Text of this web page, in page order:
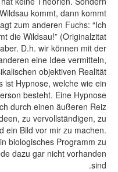
kommt, dann kommt
zum anderen Fuchs: “Ich
die Wildsau!” (Originalzitat
D.h. wir können mit der
eine Idee vermitteln,
objektiven Realität
ist Hypnose, welche wie ein
besteht. Eine Hypnose
durch einen äußeren Reiz
zu vervollständigen, zu
ein Bild vor mir zu machen.
biologisches Programm zu
dazu gar nicht vorhanden
sind.